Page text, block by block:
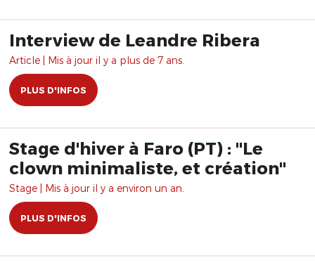
Interview de Leandre Ribera
Article | Mis à jour il y a plus de 7 ans.
PLUS D'INFOS
Stage d'hiver à Faro (PT) : "Le
clown minimaliste, et création"
Stage | Mis à jour il y a environ un an.
PLUS D'INFOS